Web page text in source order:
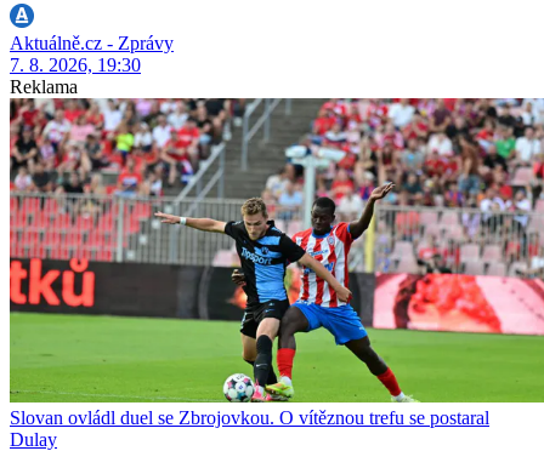
Aktuálně.cz - Zprávy
7. 8. 2026, 19:30
Reklama
Slovan ovládl duel se Zbrojovkou. O vítěznou trefu se postaral
Dulay